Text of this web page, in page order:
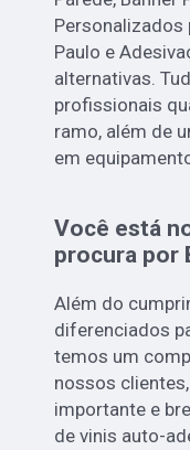
Personalizados
Paulo e
alternativas.
profissionais
ramo, além de
em
Você está
procura por
Além do
diferenciados
temos um
nossos
importante e
de vinis auto-